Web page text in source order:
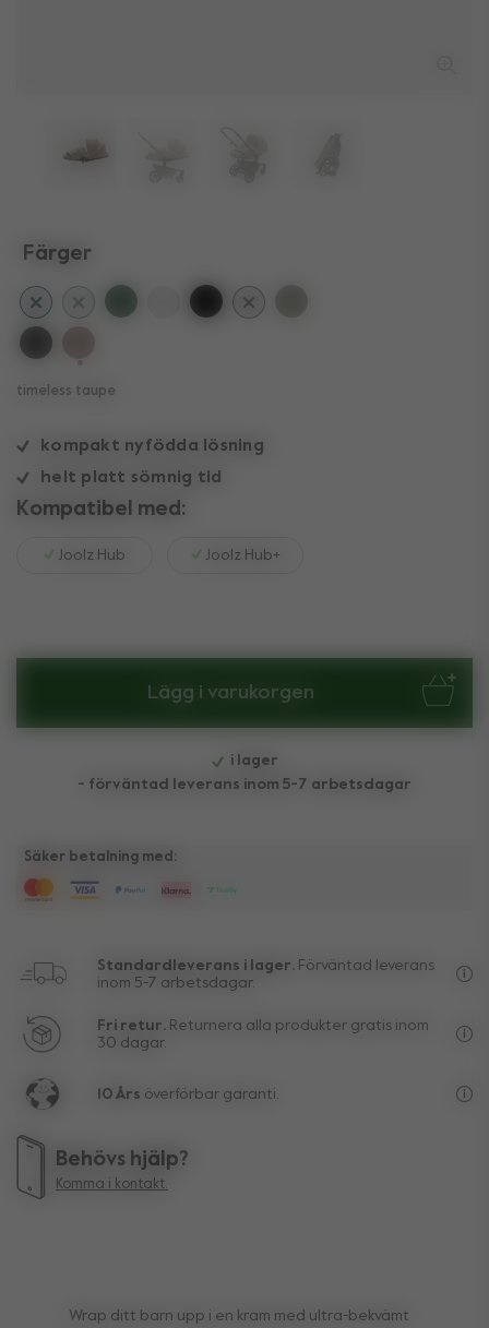
kompakt nyfödda lösning
helt platt sömnig tid
Färger
timeless taupe
Kompatibel med:
Joolz Hub Joolz Hub+
Lägg i varukorgen
i lager
- förväntad leverans inom 5-7 arbetsdagar
Säker betalning med:
Standardleverans i lager.
Förväntad leverans
inom 5-7 arbetsdagar.
Fri retur.
Returnera alla produkter gratis inom
30 dagar.
10 Års överförbar garanti.
Behövs hjälp?
Komma i kontakt.
Wrap ditt barn upp i en kram med ultra-bekvämt